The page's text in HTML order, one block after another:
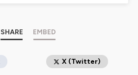
SHARE EMBED
X (Twitter)